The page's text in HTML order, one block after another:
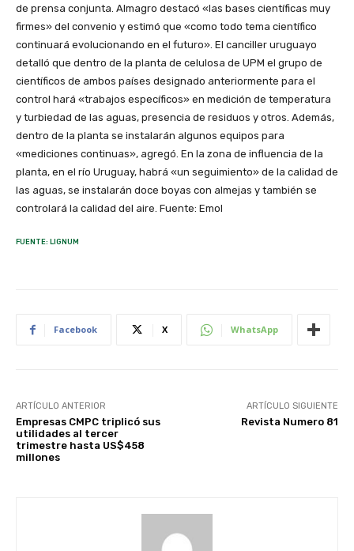
de prensa conjunta. Almagro destacó «las bases científicas muy
firmes» del convenio y estimó que «como todo tema científico
continuará evolucionando en el futuro». El canciller uruguayo
detalló que dentro de la planta de celulosa de UPM el grupo de
científicos de ambos países designado anteriormente para el
control hará «trabajos específicos» en medición de temperatura
y turbiedad de las aguas, presencia de residuos y otros. Además,
dentro de la planta se instalarán algunos equipos para
«mediciones continuas», agregó. En la zona de influencia de la
planta, en el río Uruguay, habrá «un seguimiento» de la calidad de
las aguas, se instalarán doce boyas con almejas y también se
controlará la calidad del aire. Fuente: Emol
FUENTE: LIGNUM
Facebook X WhatsApp
ARTÍCULO ANTERIOR
Empresas CMPC triplicó sus
utilidades al tercer
trimestre hasta US$458
millones
ARTÍCULO SIGUIENTE
Revista Numero 81